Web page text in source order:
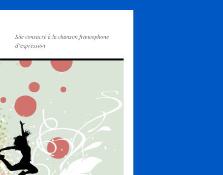
Site consacré à la chanson francophone
d’expression